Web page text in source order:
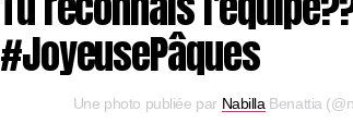
#JoyeusePâques
Une photo publiée par Nabilla Benattia